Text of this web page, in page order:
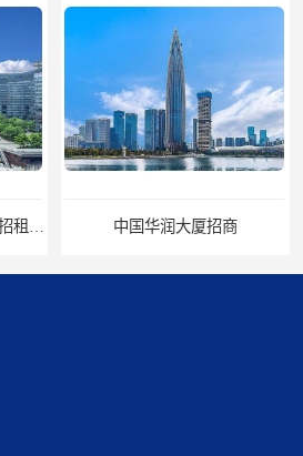
中国华润大厦招商